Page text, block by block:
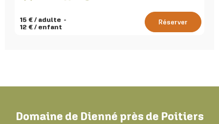
15 € / adulte
12 € / enfant
Réserver
Domaine de Dienné près de Poitiers